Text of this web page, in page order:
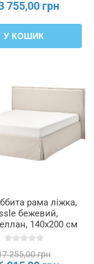
755,00 грн
У КОШИК
рама ліжка,
бежевий,
140x200 см
796.277.82
255,00 грн